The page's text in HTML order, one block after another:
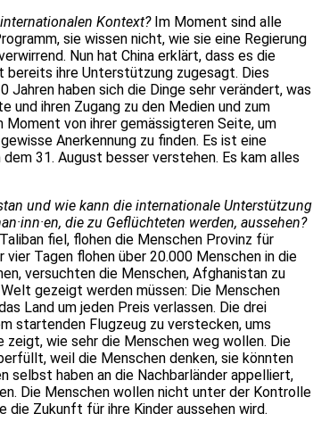
Kontext?Im Moment sind alle
sie wissen nicht, wie sie eine Regierung
Nun hat China erklärt, dass es die
bereits ihre Unterstützung zugesagt. Dies
haben sich die Dinge sehr verändert, was
und ihren Zugang zu den Medien und zum
von ihrer gemässigteren Seite, um
Anerkennung zu finden. Es ist eine
31. August besser verstehen. Es kam alles
und wie kann die internationale Unterstützung
die zu Geflüchteten werden, aussehen?
fiel, flohen die Menschen Provinz für
vier Tagen flohen über 20.000 Menschen in die
versuchten die Menschen, Afghanistan zu
gezeigt werden müssen: Die Menschen
Land um jeden Preis verlassen. Die drei
startenden Flugzeug zu verstecken, ums
zeigt, wie sehr die Menschen weg wollen. Die
weil die Menschen denken, sie könnten
selbst haben an die Nachbarländer appelliert,
Die Menschen wollen nicht unter der Kontrolle
die Zukunft für ihre Kinder aussehen wird.